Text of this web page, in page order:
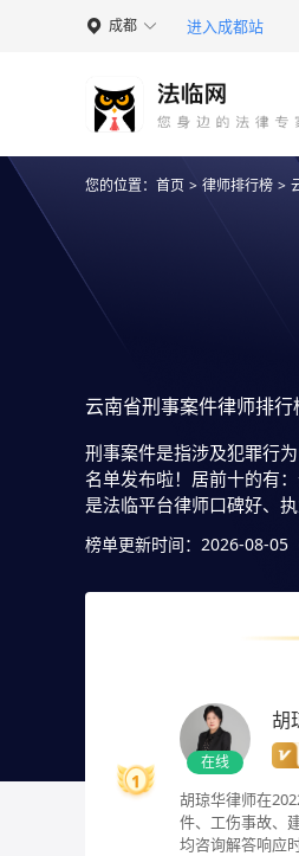
 成都 进入成都站
您的位置： 首页 > 律师排行榜 >
云南省刑事案件律师排
刑事案件是指涉及犯罪行
名单发布啦！居前十的有
是法临平台律师口碑好、
多比较，选择自己满意且
榜单更新时间：2026-08-05
1
在线
胡
胡琼华律师在
件、工伤事故、
均咨询解答响应